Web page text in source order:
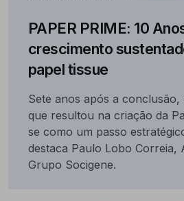
PAPER PRIME: 10
crescimento
papel tissue
Sete anos após a conclusão,
que resultou na criação da
se como um passo
destaca Paulo Lobo Correia,
Grupo Socigene.